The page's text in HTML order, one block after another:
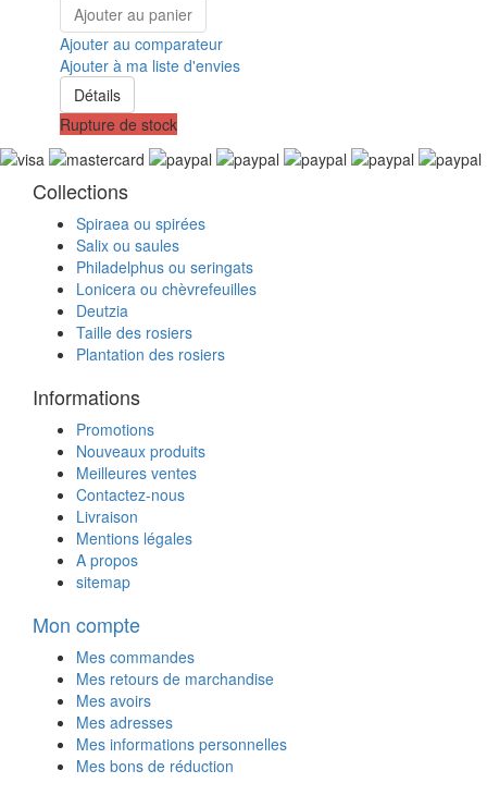
Ajouter au panier
Ajouter au comparateur
Ajouter à ma liste d'envies
Détails
Rupture de stock
Collections
Spiraea ou spirées
Salix ou saules
Philadelphus ou seringats
Lonicera ou chèvrefeuilles
Deutzia
Taille des rosiers
Plantation des rosiers
Informations
Promotions
Nouveaux produits
Meilleures ventes
Contactez-nous
Livraison
Mentions légales
A propos
sitemap
Mon compte
Mes commandes
Mes retours de marchandise
Mes avoirs
Mes adresses
Mes informations personnelles
Mes bons de réduction